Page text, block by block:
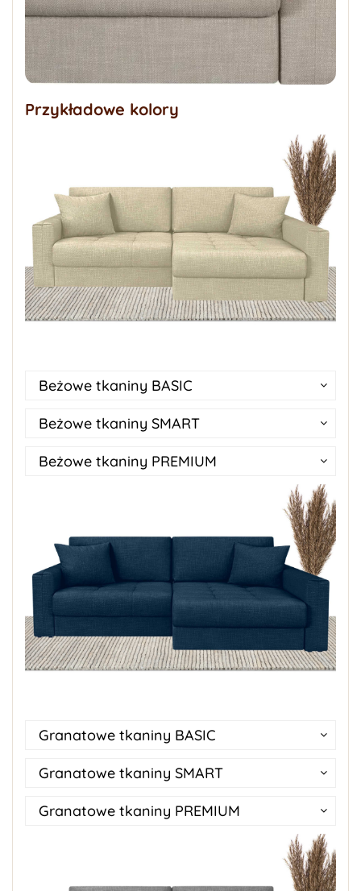
Przykładowe kolory
Beżowe tkaniny BASIC
Beżowe tkaniny SMART
Beżowe tkaniny PREMIUM
Granatowe tkaniny BASIC
Granatowe tkaniny SMART
Granatowe tkaniny PREMIUM